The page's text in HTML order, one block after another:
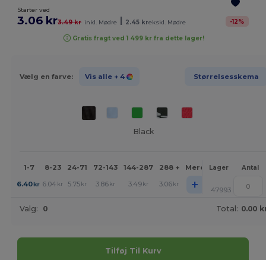
Starter ved
3.06 kr3.49 kr inkl. Mødre 2.45 krekskl. Mødre -12%
Gratis fragt ved 1 499 kr fra dette lager!
Vælg en farve: Vis alle + 4 Størrelsesskema
Black
1-7 8-23 24-71 72-143 144-287 288 + Mere Lager Antal
6.40kr 6.04 kr 5.75 kr 3.86 kr 3.49 kr 3.06 kr + 47993
Valg: 0 Total: 0.00
Tilføj Til Kurv